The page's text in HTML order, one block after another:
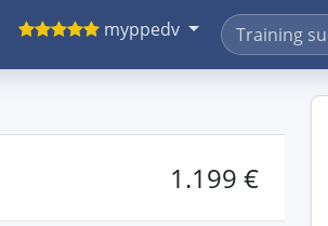
myppedv
1.199 €